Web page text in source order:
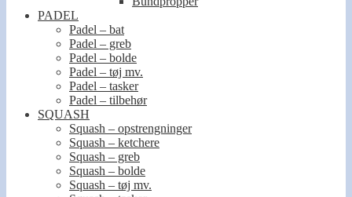
PADEL
Padel – bat
Padel – greb
Padel – bolde
Padel – tøj mv.
Padel – tasker
Padel – tilbehør
SQUASH
Squash – opstrengninger
Squash – ketchere
Squash – greb
Squash – bolde
Squash – tøj mv.